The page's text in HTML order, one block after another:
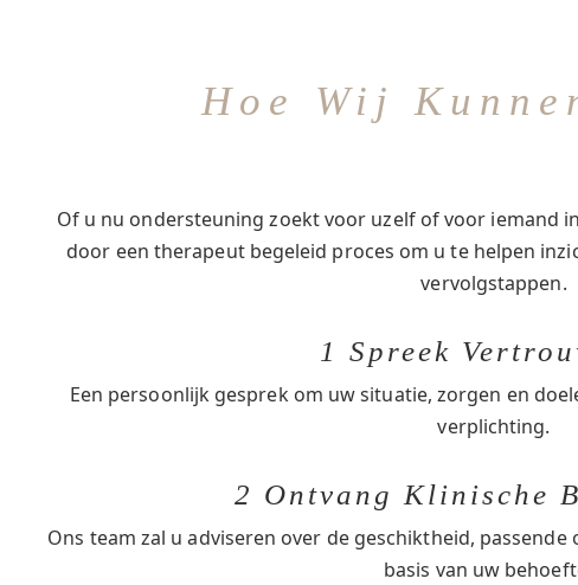
Hoe Wij
Of u nu ondersteuning zoekt voor uzelf of voor iemand
door een therapeut begeleid proces om u te helpen
vervolgstappen.
1 Spreek
Een persoonlijk gesprek om uw situatie, zorgen en
verplichting.
2 Ontvang Klinische
Ons team zal u adviseren over de geschiktheid,
basis van uw